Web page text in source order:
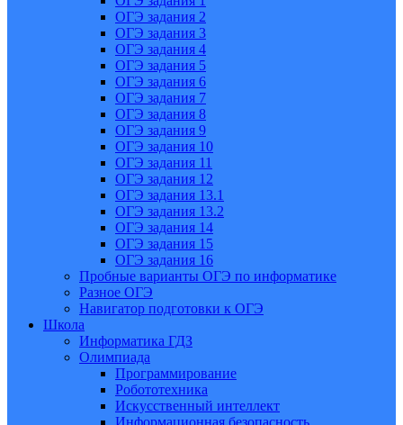
ОГЭ задания 2
ОГЭ задания 3
ОГЭ задания 4
ОГЭ задания 5
ОГЭ задания 6
ОГЭ задания 7
ОГЭ задания 8
ОГЭ задания 9
ОГЭ задания 10
ОГЭ задания 11
ОГЭ задания 12
ОГЭ задания 13.1
ОГЭ задания 13.2
ОГЭ задания 14
ОГЭ задания 15
ОГЭ задания 16
Пробные варианты ОГЭ по информатике
Разное ОГЭ
Навигатор подготовки к ОГЭ
Школа
Информатика ГДЗ
Олимпиада
Программирование
Робототехника
Искусственный интеллект
Информационная безопасность